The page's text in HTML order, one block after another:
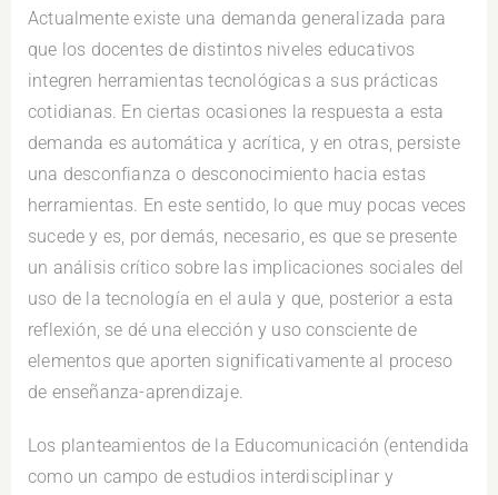
Actualmente existe una demanda generalizada para
que los docentes de distintos niveles educativos
integren herramientas tecnológicas a sus prácticas
cotidianas. En ciertas ocasiones la respuesta a esta
demanda es automática y acrítica, y en otras, persiste
una desconfianza o desconocimiento hacia estas
herramientas. En este sentido, lo que muy pocas veces
sucede y es, por demás, necesario, es que se presente
un análisis crítico sobre las implicaciones sociales del
uso de la tecnología en el aula y que, posterior a esta
reflexión, se dé una elección y uso consciente de
elementos que aporten significativamente al proceso
de enseñanza-aprendizaje.
Los planteamientos de la Educomunicación (entendida
como un campo de estudios interdisciplinar y